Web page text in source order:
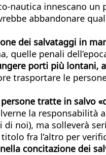
nautica innescano
abbandonare
dei salvataggi in
quelle penali
porti più
trasportare le
tratte in salvo
la
noi), ma solleverà
fra l’altro per
concitazione dei